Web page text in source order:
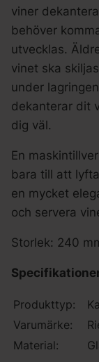
viner
behöver
utvecklas.
vinet ska
under
dekanterar dit
dig väl.
En
bara till att
en mycket
och servera
Storlek: 240
Produkttyp:
Varumärke:
Material: